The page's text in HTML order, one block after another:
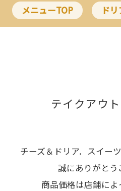
メニューTOP ド
テイクアウ
チーズ＆ドリア．スイー
誠にありがとう
商品価格は店舗によ